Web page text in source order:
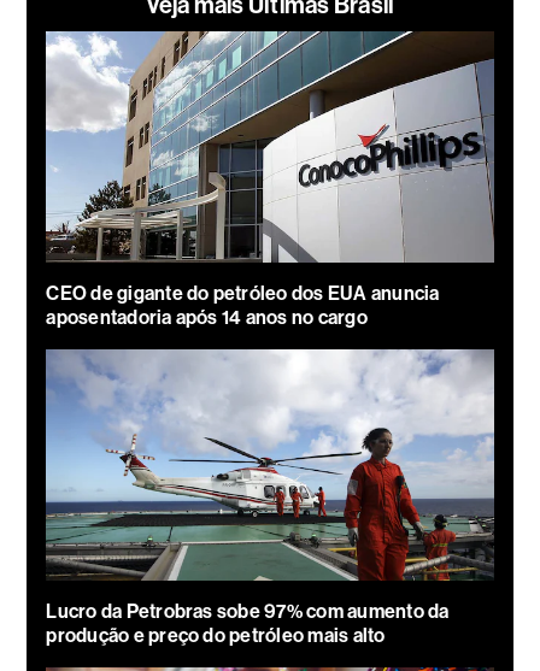
CEO de gigante do petróleo dos EUA anuncia
aposentadoria após 14 anos no cargo
Lucro da Petrobras sobe 97% com aumento da
produção e preço do petróleo mais alto